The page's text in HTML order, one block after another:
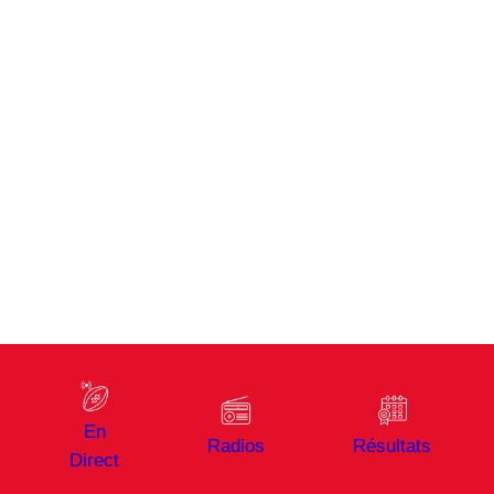
En
Direct
Radios Résultats